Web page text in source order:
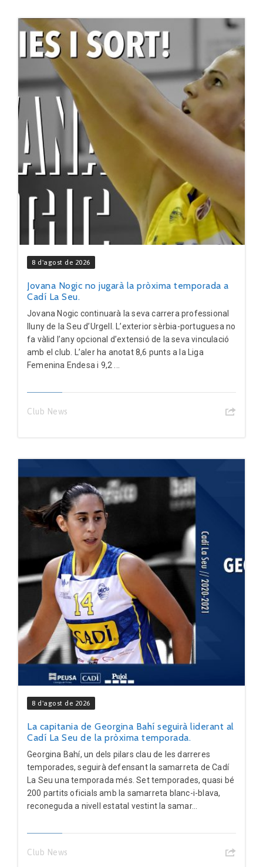
8 d'agost de 2026
Jovana Nogic no jugarà la pròxima temporada a
Cadí La Seu.
Jovana Nogic continuarà la seva carrera professional
lluny de la Seu d’Urgell. L’exterior sèrbia-portuguesa no
fa vàlid l’any opcional d’extensió de la seva vinculació
amb el club. L’aler ha anotat 8,6 punts a la Liga
Femenina Endesa i 9,2 ...
Club News
8 d'agost de 2026
La capitania de Georgina Bahí seguirà liderant al
Cadí La Seu de la pròxima temporada.
Georgina Bahí, un dels pilars clau de les darreres
temporades, seguirà defensant la samarreta de Cadí
La Seu una temporada més. Set temporades, quasi bé
200 partits oficials amb la samarreta blanc-i-blava,
reconeguda a nivell estatal vestint la samar...
Club News